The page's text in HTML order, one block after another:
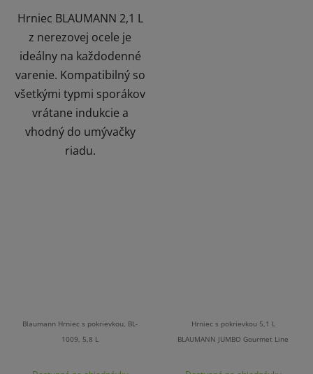
Hrniec BLAUMANN 2,1 L
z nerezovej ocele je
ideálny na každodenné
varenie. Kompatibilný so
všetkými typmi sporákov
vrátane indukcie a
vhodný do umývačky
riadu.
Blaumann Hrniec s pokrievkou, BL-
1009, 5,8 L
Hrniec s pokrievkou 5,1 L
BLAUMANN JUMBO Gourmet Line